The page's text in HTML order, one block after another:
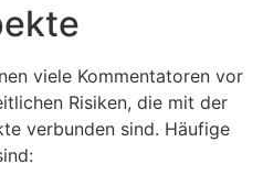
viele Kommentatoren vor
Risiken, die mit der
verbunden sind. Häufige